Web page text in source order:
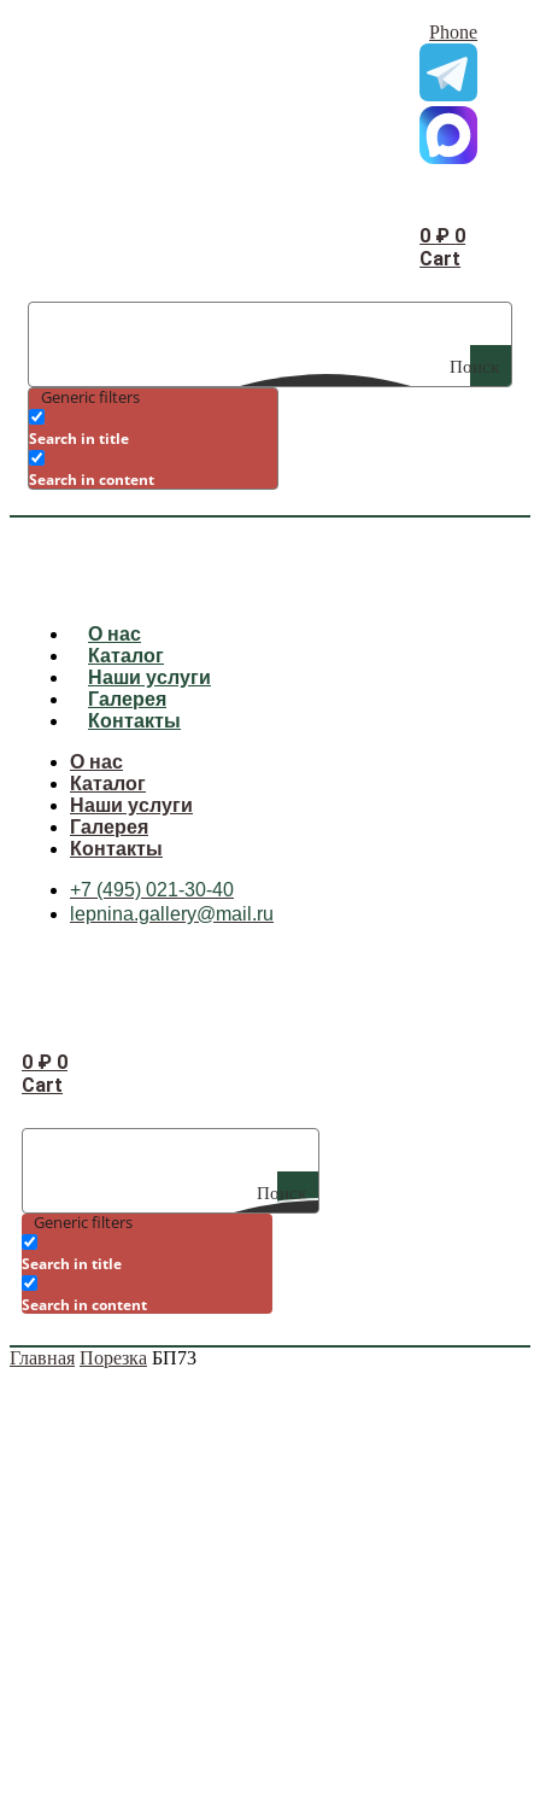
Phone
0 ₽ 0
Cart
Поиск
Generic filters
Search in title
Search in content
О нас
Каталог
Наши услуги
Галерея
Контакты
О нас
Каталог
Наши услуги
Галерея
Контакты
+7 (495) 021-30-40
lepnina.gallery@mail.ru
0 ₽ 0
Cart
Поиск
Generic filters
Search in title
Search in content
Главная Порезка БП73